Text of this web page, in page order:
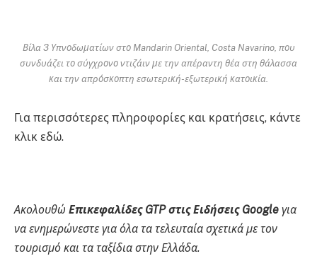
Βίλα 3 Υπνοδωματίων στο Mandarin Oriental, Costa Navarino, που
συνδυάζει το σύγχρονο ντιζάιν με την απέραντη θέα στη θάλασσα
και την απρόσκοπτη εσωτερική-εξωτερική κατοικία.
Για περισσότερες πληροφορίες και κρατήσεις, κάντε
κλικ εδώ.
Ακολουθώ Επικεφαλίδες GTP στις Ειδήσεις Google για
να ενημερώνεστε για όλα τα τελευταία σχετικά με τον
τουρισμό και τα ταξίδια στην Ελλάδα.